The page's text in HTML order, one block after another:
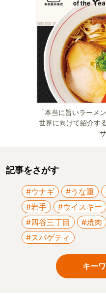
「本当に旨いラーメ
世界に向けて紹介す
記事をさがす
#ウナギ #うな重
#岩手
#ウイスキー
#四谷三丁目
#焼肉
#スパゲティ
キー